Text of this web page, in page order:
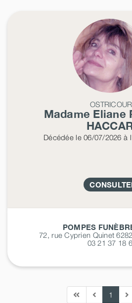
Madame Eliane
Décédéele 06/07/2026 à
POMPES
72, rue Cyprien Quinet
03 21 37 18
1